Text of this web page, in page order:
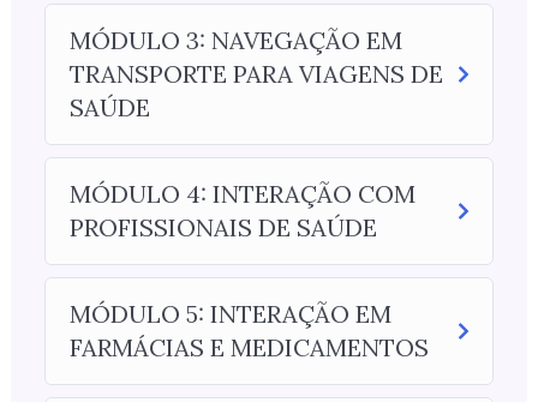
MÓDULO 3: NAVEGAÇÃO EM
TRANSPORTE PARA VIAGENS DE
SAÚDE
MÓDULO 4: INTERAÇÃO COM
PROFISSIONAIS DE SAÚDE
MÓDULO 5: INTERAÇÃO EM
FARMÁCIAS E MEDICAMENTOS